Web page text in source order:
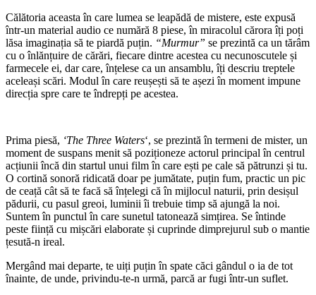
Călătoria aceasta în care lumea se leapădă de mistere, este expusă
într-un material audio ce numără 8 piese, în miracolul cărora îți poți
lăsa imaginația să te piardă puțin. “Murmur” se prezintă ca un tărâm
cu o înlănțuire de cărări, fiecare dintre acestea cu necunoscutele și
farmecele ei, dar care, înțelese ca un ansamblu, îți descriu treptele
aceleași scări. Modul în care reușești să te așezi în moment impune
direcția spre care te îndrepți pe acestea.
Prima piesă, ‘The Three Waters‘, se prezintă în termeni de mister, un
moment de suspans menit să poziționeze actorul principal în centrul
acțiunii încă din startul unui film în care ești pe cale să pătrunzi și tu.
O cortină sonoră ridicată doar pe jumătate, puțin fum, practic un pic
de ceață cât să te facă să înțelegi că în mijlocul naturii, prin desișul
pădurii, cu pasul greoi, luminii îi trebuie timp să ajungă la noi.
Suntem în punctul în care sunetul tatonează simțirea. Se întinde
peste ființă cu mișcări elaborate și cuprinde dimprejurul sub o mantie
țesută-n ireal.
Mergând mai departe, te uiți puțin în spate căci gândul o ia de tot
înainte, de unde, privindu-te-n urmă, parcă ar fugi într-un suflet.